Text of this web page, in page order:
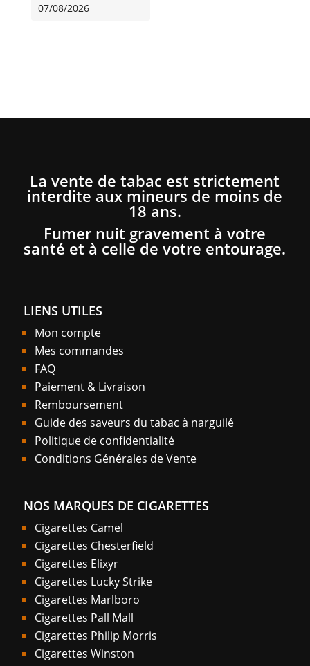
07/08/2026
La vente de tabac est strictement
interdite aux mineurs de moins de
18 ans.
Fumer nuit gravement à votre
santé et à celle de votre entourage.
LIENS UTILES
Mon compte
Mes commandes
FAQ
Paiement & Livraison
Remboursement
Guide des saveurs du tabac à narguilé
Politique de confidentialité
Conditions Générales de Vente
NOS MARQUES DE CIGARETTES
Cigarettes Camel
Cigarettes Chesterfield
Cigarettes Elixyr
Cigarettes Lucky Strike
Cigarettes Marlboro
Cigarettes Pall Mall
Cigarettes Philip Morris
Cigarettes Winston